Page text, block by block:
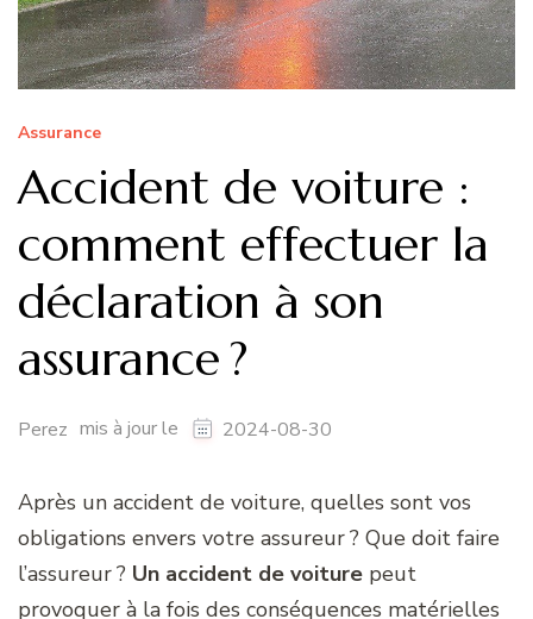
Assurance
Accident de voiture :
comment effectuer la
déclaration à son
assurance ?
Perez mis à jour le 2024-08-30
Après un accident de voiture, quelles sont vos
obligations envers votre assureur ? Que doit faire
l’assureur ? Un accident de voiture peut
provoquer à la fois des conséquences matérielles